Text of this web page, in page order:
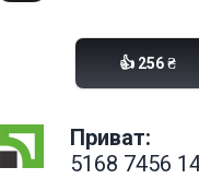
👍 256 ₴
Приват:
5168 7456